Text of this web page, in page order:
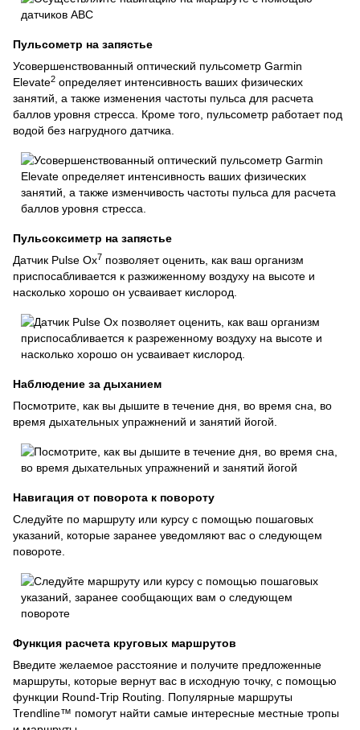
Пульсометр на запястье
Усовершенствованный оптический пульсометр Garmin
Elevate2 определяет интенсивность ваших физических
занятий, а также изменения частоты пульса для расчета
баллов уровня стресса. Кроме того, пульсометр работает под
водой без нагрудного датчика.
Пульсоксиметр на запястье
Датчик Pulse Ox7 позволяет оценить, как ваш организм
приспосабливается к разжиженному воздуху на высоте и
насколько хорошо он усваивает кислород.
Наблюдение за дыханием
Посмотрите, как вы дышите в течение дня, во время сна, во
время дыхательных упражнений и занятий йогой.
Навигация от поворота к повороту
Следуйте по маршруту или курсу с помощью пошаговых
указаний, которые заранее уведомляют вас о следующем
повороте.
Функция расчета круговых маршрутов
Введите желаемое расстояние и получите предложенные
маршруты, которые вернут вас в исходную точку, с помощью
функции Round-Trip Routing. Популярные маршруты
Trendline™ помогут найти самые интересные местные тропы